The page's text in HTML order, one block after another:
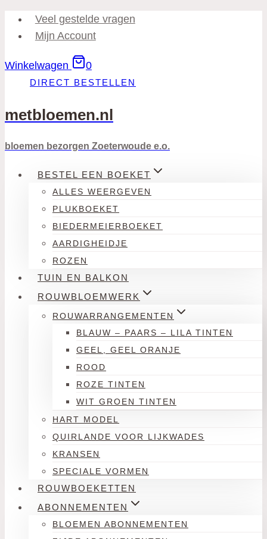
Doorgaan
naar
Veel gestelde vragen
Mijn Account
Winkelwagen 0
DIRECT BESTELLEN
metbloemen.nl
bloemen bezorgen Zoeterwoude e.o.
BESTEL EEN BOEKET
ALLES WEERGEVEN
PLUKBOEKET
BIEDERMEIERBOEKET
AARDIGHEIDJE
ROZEN
TUIN EN BALKON
ROUWBLOEMWERK
ROUWARRANGEMENTEN
BLAUW – PAARS – LILA TINTEN
GEEL, GEEL ORANJE
ROOD
ROZE TINTEN
WIT GROEN TINTEN
HART MODEL
QUIRLANDE VOOR LIJKWADES
KRANSEN
SPECIALE VORMEN
ROUWBOEKETTEN
ABONNEMENTEN
BLOEMEN ABONNEMENTEN